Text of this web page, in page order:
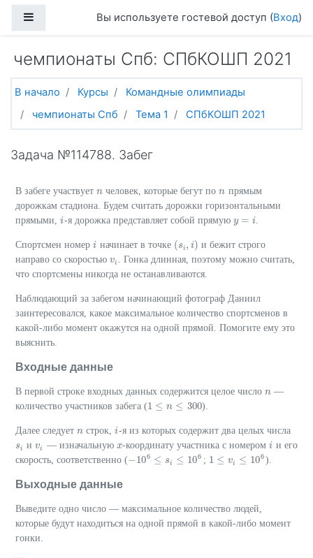
Боковая панельВы используете гостевой доступ (Вход)
чемпионаты Спб: СПбКОШП 2021
В начало Курсы
Командные олимпиады
чемпионаты Спб
Тема 1 СПбКОШП 2021
Задача №114788. Забег
В забеге участвует n
n человек, которые бегут поn
n прямым
дорожкам стадиона. Будем считать дорожки горизонтальными
прямыми, i
i-я дорожка представляет собой прямую y = i
y=i .
Спортсмен номер i
i начинает в точке (si , i)
( si,i )
и бежит строго
направо со скоростью vi
vi . Гонка длинная, поэтому можно считать,
что спортсмены никогда не останавливаются.
Наблюдающий за забегом начинающий фотограф Даниил
заинтересовался, какое максимальное количество спортсменов в
какой-либо момент окажутся на одной прямой. Помогите ему это
выяснить.
Входные данные
В первой строке входных данных содержится целое число n
n —
количество участников забега (1 ≤ n ≤ 300
1 ≤n ≤300 ).
Далее следует n
n строк,i
i-я из которых содержит два целых числа
si
si иvi
vi — изначальную x
x-координату участника с номеромi
i и его
скорость, соответственно (−106 ≤ si ≤ 106
−106≤ si≤ 10 6 ; 1 ≤ vi ≤ 106
1≤v ≤106 ).
Выходные данные
Выведите одно число — максимальное количество людей,
которые будут находиться на одной прямой в какой-либо момент
гонки.